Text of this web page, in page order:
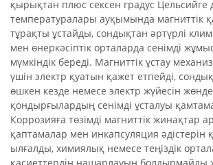
қырықтан плюс сексен градус Цельсийге
температуралары ауқымында магниттік
тұрақты ұстайды, сондықтан әртүрлі
мен өнеркәсіптік орталарда сенімді
мүмкіндік береді. Магниттік ұстау
үшін электр қуатын қажет етпейді,
өшкен кезде немесе электр жүйесін
қондырғылардың сенімді ұсталуы
Коррозияға төзімді магниттік жинақтар
қаптамалар мен инкапсуляция әдістерін
ылғалды, химиялық немесе теңіздік